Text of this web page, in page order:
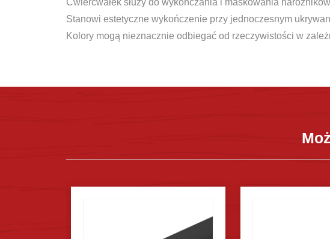
Stanowi estetyczne wykończenie przy jednoczesnym
Kolory mogą nieznacznie odbiegać od rzeczywistości w